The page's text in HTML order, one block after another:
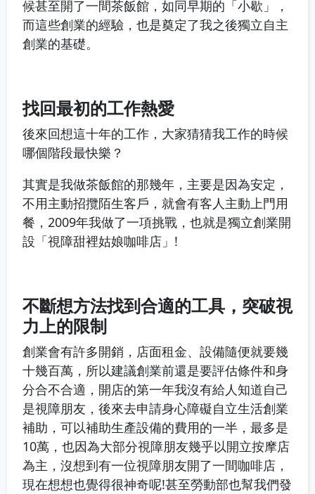
候甚至開了一間茶飯館，如同早期的「小歇」，
而這些創業的經驗，也是奠定了我之後獨立自主
創業的基礎。
找回最初的工作熱愛
後來回想這十年的工作，大家猜猜我工作的時候
哪個階段最快樂？
其實是我做茶飯館的那幾年，主要是因為安定，
不用主動招攬陌生客戶，就會有客人主動上門用
餐，2009年我做了一項挑戰，也就是獨立創業開
設「視障甜裡姑娘咖啡店」!
不斷想方法找到合適的工具，突破視
力上的限制
創業會有許多開銷，店面租金、設備隨便就要幾
十幾百萬，所以建議創業前還是要評估條件和身
分合不合適，開店的第一年我沒有給人知道自己
是視障朋友，後來去申請身心障礙自立生活創業
補助，可以補助生產設備的費用的一半，最多是
10萬，也因為大部分視障朋友幾乎以開立按摩店
為主，沒想到有一位視障朋友開了一間咖啡店，
現在想想也覺得很神奇呢!甚至勞動部也幫我們發